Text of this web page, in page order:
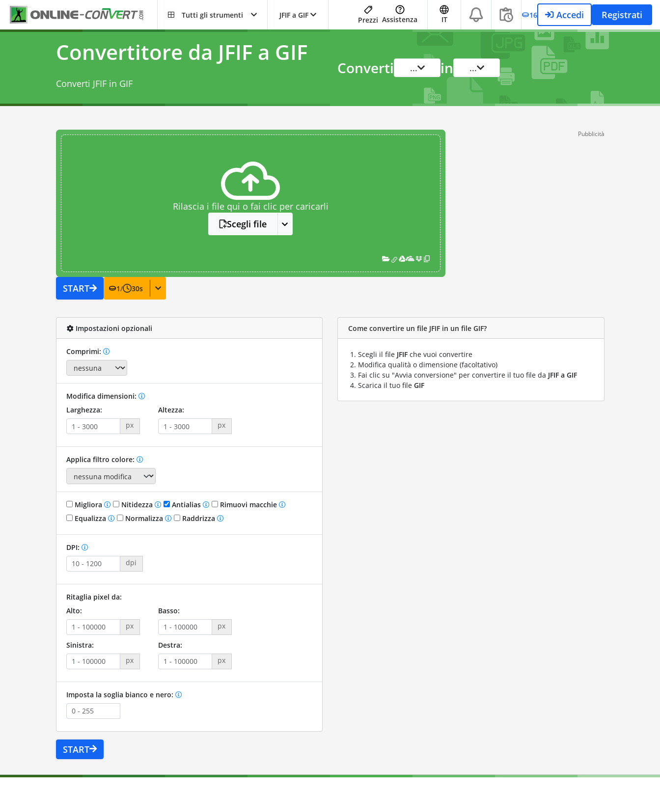
Tutti gli strumenti JFIF a GIF
Prezzi Assistenza IT 16 Accedi Registrati
Convertitore da JFIF a GIF
Converti JFIF in GIF
Converti ... in ...
Rilascia i file qui o fai clic per caricarli
Scegli file
START 1/ 30s
Pubblicità
Impostazioni opzionali
Comprimi:
Modifica dimensioni:
Larghezza:
px
Altezza:
px
Applica filtro colore:
Migliora Nitidezza Antialias
Rimuovi macchie
Equalizza
Normalizza Raddrizza
DPI:
dpi
Ritaglia pixel da:
Alto:
px
Basso:
px
Sinistra:
px
Destra:
px
Imposta la soglia bianco e nero:
START
Come convertire un file JFIF in un file GIF?
Scegli il file JFIF che vuoi convertire
Modifica qualità o dimensione (facoltativo)
Fai clic su "Avvia conversione" per convertire il tuo file da JFIF a GIF
Scarica il tuo file GIF